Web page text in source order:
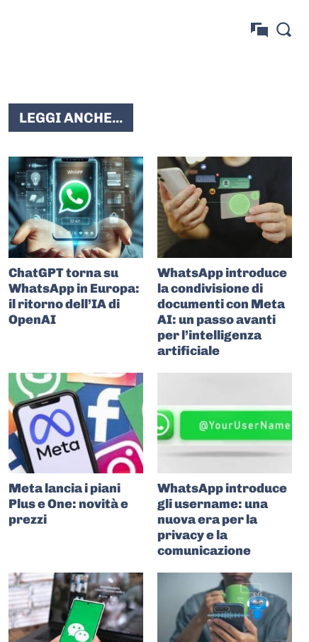
LEGGI ANCHE...
ChatGPT torna su
WhatsApp in Europa:
il ritorno dell’IA di
OpenAI
WhatsApp introduce
la condivisione di
documenti con Meta
AI: un passo avanti
per l’intelligenza
artificiale
Meta lancia i piani
Plus e One: novità e
prezzi
WhatsApp introduce
gli username: una
nuova era per la
privacy e la
comunicazione